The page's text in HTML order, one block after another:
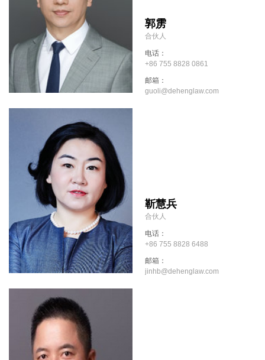
郭雳
合伙人
电话：
+86 755 8828 0861
邮箱：
guoli@dehenglaw.com
靳慧兵
合伙人
电话：
+86 755 8828 6488
邮箱：
jinhb@dehenglaw.com